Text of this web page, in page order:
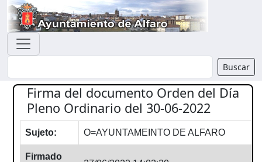
Buscador Buscar
Firma del documento Orden del Día
Pleno Ordinario del 30-06-2022
Sujeto: O=AYUNTAMEINTO DE ALFARO
Firmado